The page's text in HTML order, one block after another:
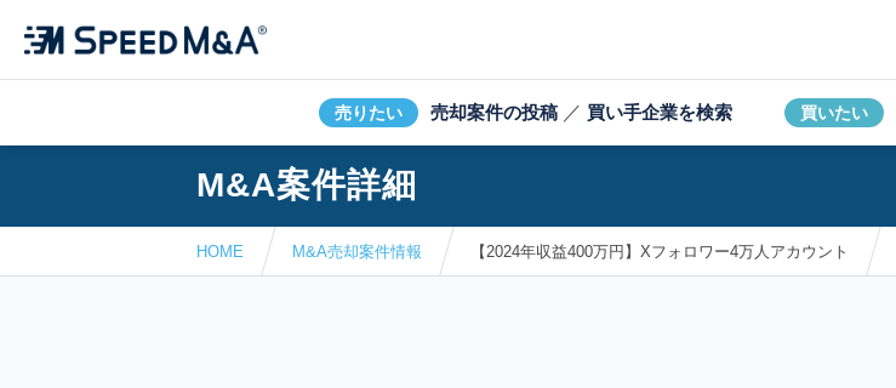
売りたい 売却案件の投稿 ／ 買い手企業を検索 買いたい
M&A案件詳細
HOME M&A売却案件情報 【2024年収益400万円】Xフォロワー4万人アカウント